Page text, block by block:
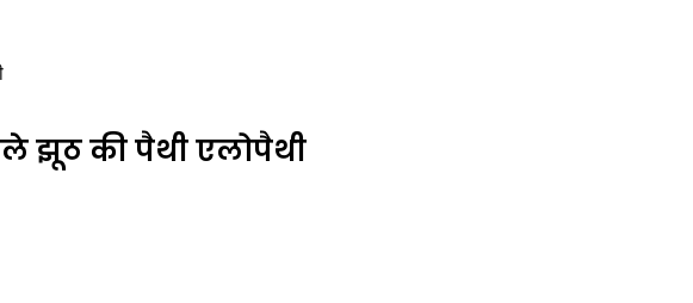
झूठ की पैथी एलोपैथी